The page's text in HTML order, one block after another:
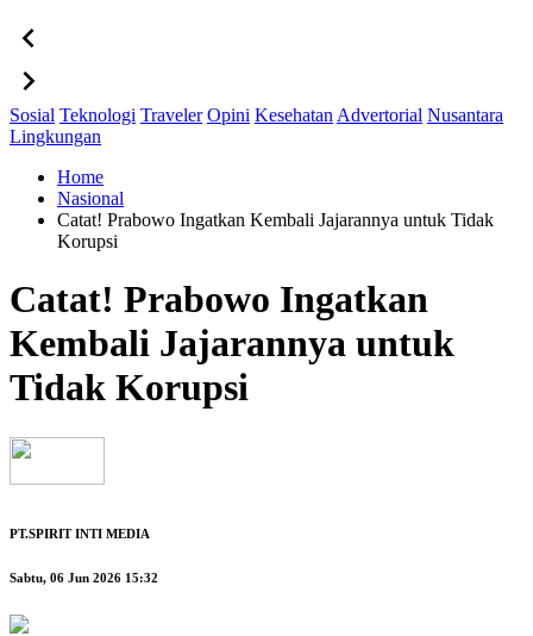
Sosial Teknologi Traveler Opini Kesehatan Advertorial Nusantara
Lingkungan
Home
Nasional
Catat! Prabowo Ingatkan Kembali Jajarannya untuk Tidak
Korupsi
Catat! Prabowo Ingatkan
Kembali Jajarannya untuk
Tidak Korupsi
PT.SPIRIT INTI MEDIA
Sabtu, 06 Jun 2026 15:32